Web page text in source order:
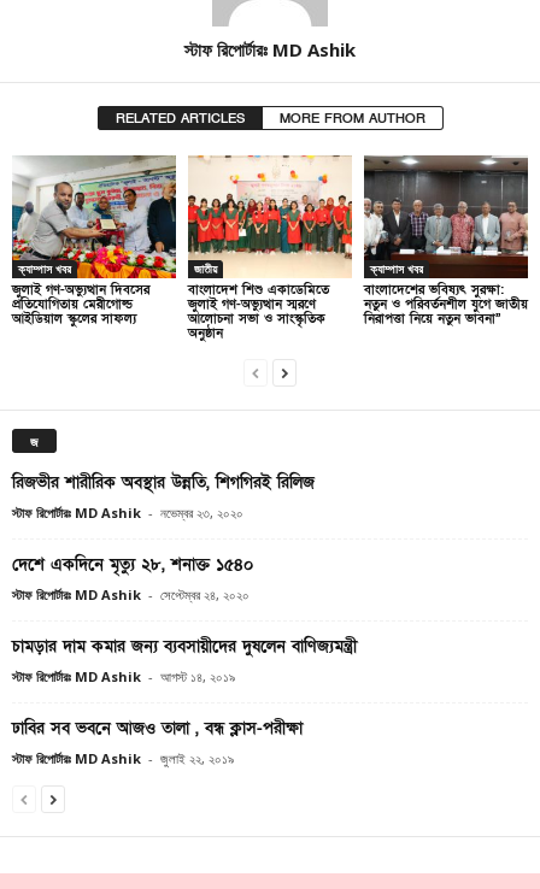
স্টাফ রিপোর্টারঃ MD Ashik
RELATED ARTICLES MORE FROM AUTHOR
ক্যাম্পাস খবর
জুলাই গণ-অভ্যুত্থান দিবসের
প্রতিযোগিতায় মেরীগোল্ড
আইডিয়াল স্কুলের সাফল্য
জাতীয়
বাংলাদেশ শিশু একাডেমিতে
জুলাই গণ-অভ্যুত্থান স্মরণে
আলোচনা সভা ও সাংস্কৃতিক
অনুষ্ঠান
ক্যাম্পাস খবর
বাংলাদেশের ভবিষ্যৎ সুরক্ষা:
নতুন ও পরিবর্তনশীল যুগে জাতীয়
নিরাপত্তা নিয়ে নতুন ভাবনা”
জ
রিজভীর শারীরিক অবস্থার উন্নতি, শিগগিরই রিলিজ
স্টাফ রিপোর্টারঃ MD Ashik - নভেম্বর ২৩, ২০২০
দেশে একদিনে মৃত্যু ২৮, শনাক্ত ১৫৪০
স্টাফ রিপোর্টারঃ MD Ashik - সেপ্টেম্বর ২৪, ২০২০
চামড়ার দাম কমার জন্য ব্যবসায়ীদের দুষলেন বাণিজ্যমন্ত্রী
স্টাফ রিপোর্টারঃ MD Ashik - আগস্ট ১৪, ২০১৯
ঢাবির সব ভবনে আজও তালা , বন্ধ ক্লাস-পরীক্ষা
স্টাফ রিপোর্টারঃ MD Ashik - জুলাই ২২, ২০১৯